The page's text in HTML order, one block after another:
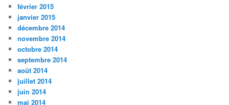
février 2015
janvier 2015
décembre 2014
novembre 2014
octobre 2014
septembre 2014
août 2014
juillet 2014
juin 2014
mai 2014